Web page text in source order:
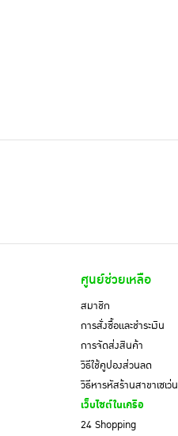
ศูนย์ช่วยเหลือ
สมาชิก
การสั่งซื้อและชำระเงิน
การจัดส่งสินค้า
วิธีใช้คูปองส่วนลด
วิธีหารหัสร้านสาขาเซเว่น
เว็บไซต์ในเครือ
24 Shopping